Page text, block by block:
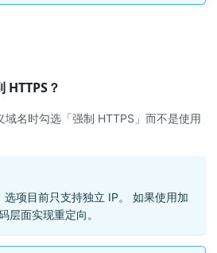
HTTPS？
域名时勾选「强制 HTTPS」而不是使用
项目前只支持独立 IP。 如果使用加
层面实现重定向。